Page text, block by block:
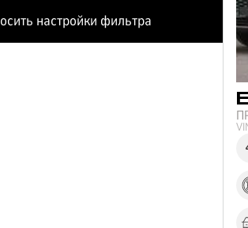
настройки фильтра